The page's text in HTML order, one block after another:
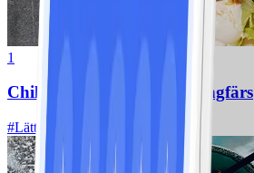
1
Chili con carne med kycklingfärs
#Lätt